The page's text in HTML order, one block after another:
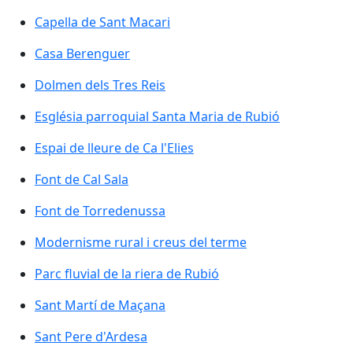
Capella de Sant Macari
Capella de Sant Macari
Casa Berenguer
Casa Berenguer
Dolmen dels Tres Reis
Dolmen dels Tres Reis
Església parroquial Santa Maria de Rubió
Església parroquial Santa Maria de Rubió
Espai de lleure de Ca l'Elies
Font de Cal Sala
Font de Torredenussa
Modernisme rural i creus del terme
Parc fluvial de la riera de Rubió
Sant Martí de Maçana
Sant Martí de Maçana
Sant Pere d'Ardesa
Sant Pere d'Ardesa